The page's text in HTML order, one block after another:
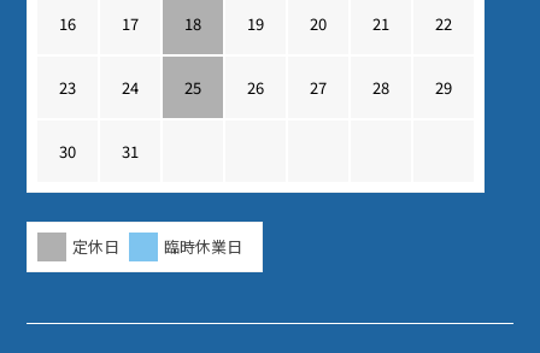
16 17 18 19 20 21 22
23 24 25 26 27 28 29
30 31
定休日 臨時休業日